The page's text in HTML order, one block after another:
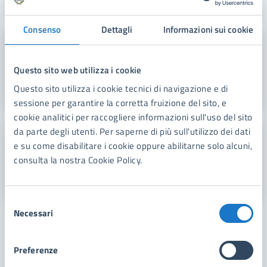
Consenso Dettagli Informazioni sui cookie
Questo sito web utilizza i cookie
Questo sito utilizza i cookie tecnici di navigazione e di
sessione per garantire la corretta fruizione del sito, e
cookie analitici per raccogliere informazioni sull'uso del sito
da parte degli utenti. Per saperne di più sull'utilizzo dei dati
e su come disabilitare i cookie oppure abilitarne solo alcuni,
consulta la nostra Cookie Policy.
delNecessari
Preferenze
E-mail: demanio@comunefdm.it
Ufficio Finanziario Tributario
tributifdm@comunefdm.it
22
»